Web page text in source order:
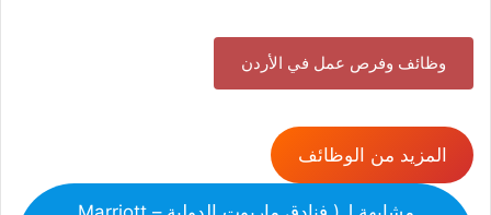
وظائف وفرص عمل في الأردن
المزيد من الوظائف